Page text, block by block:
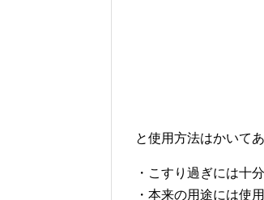
と使用方法はかいて
・こすり過ぎには十
・本来の用途には使